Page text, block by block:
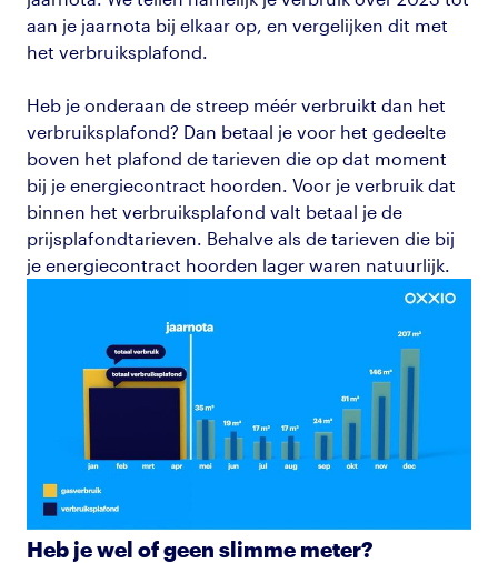
aan je jaarnota bij elkaar op, en vergelijken dit met
het verbruiksplafond.
Heb je onderaan de streep méér verbruikt dan het
verbruiksplafond? Dan betaal je voor het gedeelte
boven het plafond de tarieven die op dat moment
bij je energiecontract hoorden. Voor je verbruik dat
binnen het verbruiksplafond valt betaal je de
prijsplafondtarieven. Behalve als de tarieven die bij
je energiecontract hoorden lager waren natuurlijk.
Heb je wel of geen slimme meter?